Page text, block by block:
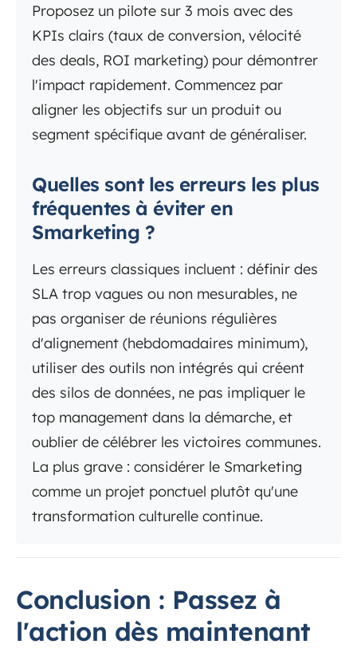
Proposez un pilote sur 3 mois avec des
KPIs clairs (taux de conversion, vélocité
des deals, ROI marketing) pour démontrer
l'impact rapidement. Commencez par
aligner les objectifs sur un produit ou
segment spécifique avant de généraliser.
Quelles sont les erreurs les plus
fréquentes à éviter en
Smarketing ?
Les erreurs classiques incluent : définir des
SLA trop vagues ou non mesurables, ne
pas organiser de réunions régulières
d'alignement (hebdomadaires minimum),
utiliser des outils non intégrés qui créent
des silos de données, ne pas impliquer le
top management dans la démarche, et
oublier de célébrer les victoires communes.
La plus grave : considérer le Smarketing
comme un projet ponctuel plutôt qu'une
transformation culturelle continue.
Conclusion : Passez à
l'action dès maintenant